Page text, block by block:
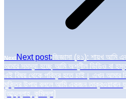
NextNext post:জিজ্ঞাসা (৪১): শায়খ আমি
আমার সমস্যা হচ্ছে আমি অশ্লীল ভিডিও বা
এই বিষয় থেকে পবিত্র হতে চাই। এখন আমার
মুক্তির উপায় বললে আমি একজন তাক্বওয়াবান
[আব্দুল্লাহ, কুমিল্লা]